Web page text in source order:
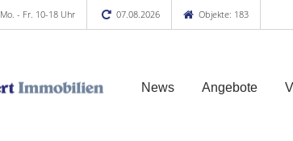
Mo. - Fr. 10-18 Uhr 07.08.2026 Objekte: 183
News Angebote